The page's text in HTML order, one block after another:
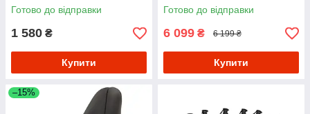
Готово до відправки
1 580 ₴
Купити
Готово до відправки
6 099 ₴ 6 199 ₴
Купити
–15%